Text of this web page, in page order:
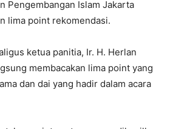
Pengembangan Islam Jakarta
lima point rekomendasi.
ketua panitia, Ir. H. Herlan
membacakan lima point yang
dan dai yang hadir dalam acara